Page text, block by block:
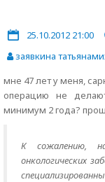
25.10.2012 21:00
заявкина
мне 47 лет у меня,
операцию не
минимум 2 года?
К сожалению,
онкологических